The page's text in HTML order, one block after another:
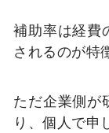
補助率は経費
されるのが特
ただ企業側が
り、個人で申